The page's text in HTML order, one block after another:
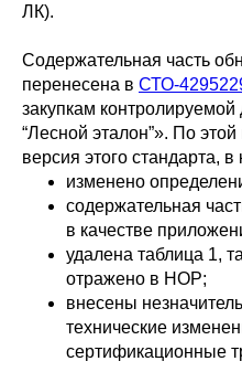
ЛК).
Содержательная часть
перенесена в СТО-
закупкам
“Лесной эталон”». По
версия этого стандарта, в
изменено
содержательная
в качестве
удалена таблица 1,
отражено в НОР;
внесены
технические
сертификационные